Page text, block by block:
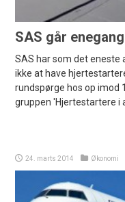
SAS går
SAS har som det eneste
ikke at have
rundspørge hos op imod
gruppen 'Hjertestartere i
24. marts 2014 Økonomi